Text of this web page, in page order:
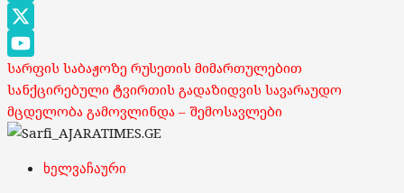
Google
Maps
X
YouTube
Channel
სარფის საბაჟოზე რუსეთის მიმართულებით
სანქცირებული ტვირთის გადაზიდვის სავარაუდო
მცდელობა გამოვლინდა – შემოსავლები
ხელვაჩაური